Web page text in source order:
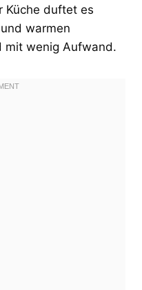
Küche duftet es
warmen
mit wenig Aufwand.